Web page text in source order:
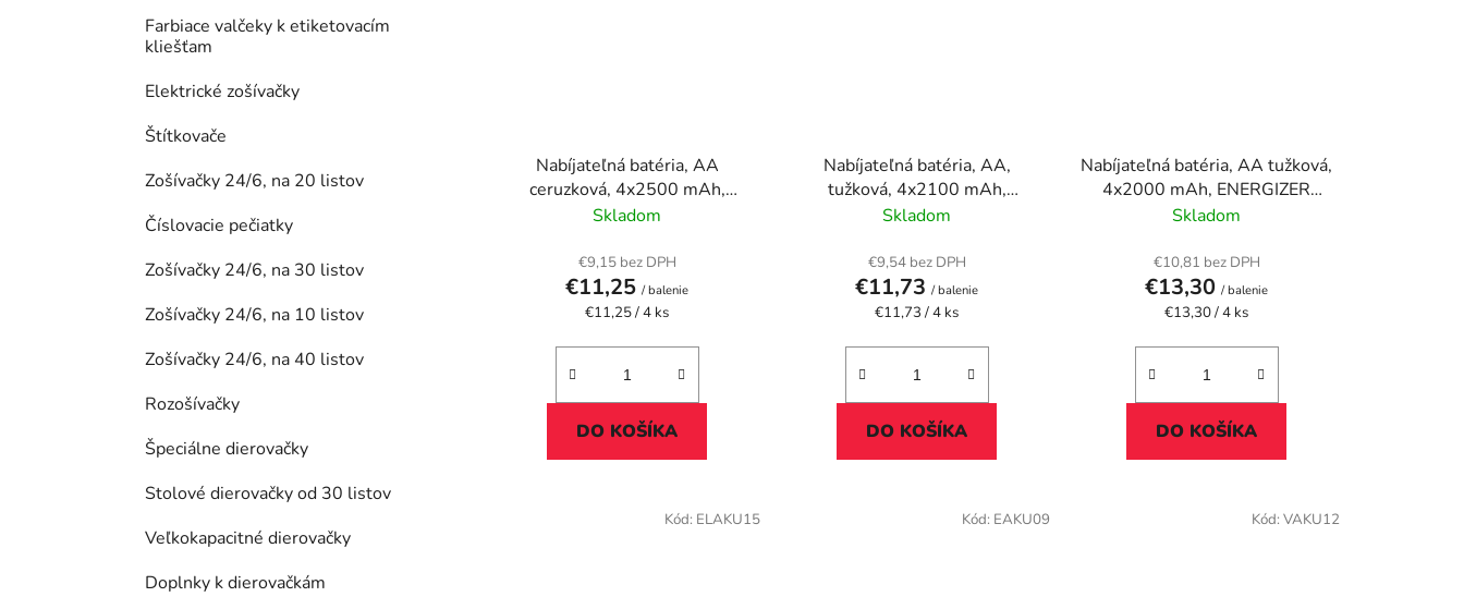
Farbiace valčeky k etiketovacím
kliešťam
Elektrické zošívačky
Štítkovače
Zošívačky 24/6, na 20 listov
Číslovacie pečiatky
Zošívačky 24/6, na 30 listov
Zošívačky 24/6, na 10 listov
Zošívačky 24/6, na 40 listov
Rozošívačky
Špeciálne dierovačky
Stolové dierovačky od 30 listov
Veľkokapacitné dierovačky
Doplnky k dierovačkám
Nabíjateľná batéria, AA
ceruzková, 4x2500 mAh,
VERBATIM
Skladom
€9,15 bez DPH
€11,25/ balenie
Jednotková
€11,25 / 4 ks
DO KOŠÍKA
Nabíjateľná batéria, AA,
tužková, 4x2100 mAh,
prednabitá, VARTA "Power"
Skladom
€9,54 bez DPH
€11,73/ balenie
Jednotková
€11,73 / 4 ks
DO KOŠÍKA
Nabíjateľná batéria, AA tužková,
4x2000 mAh, ENERGIZER
"Power Plus"
Skladom
€10,81 bez DPH
€13,30/ balenie
Jednotková
€13,30 / 4 ks
DO KOŠÍKA
Kód: ELAKU15 Kód: EAKU09 Kód: VAKU12